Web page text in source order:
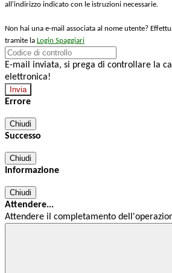
all'indirizzo indicato con le istruzioni necessarie.
Non hai una e-mail associata al nome utente?
tramite la Login Spaggiari
E-mail inviata, si prega di controllare la
elettronica!
Errore
Chiudi
Successo
Chiudi
Informazione
Chiudi
Attendere...
Attendere il completamento